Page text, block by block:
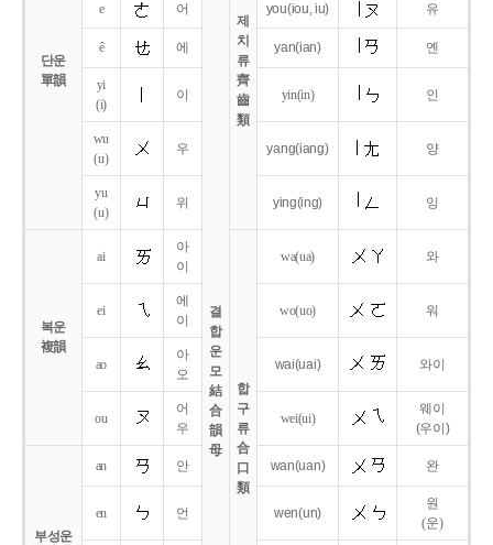
단운
單韻
결
합
운
모
結
合
韻
母
제
치
류
齊
齒
類
e 어 you(iou,iu) 유
ê 에 yan(ian) 옌
yi
(i)
이 yin(in) 인
wu
(u)
우 yang(iang) 양
yu
(u)
위 ying(ing) 잉
복운
複韻
ai
아
이
합
구
류
合
口
類
wa(ua) 와
ei
에
이
wo(uo) 워
ao
아
오
wai(uai) 와이
ou
어
우
wei(ui)
웨이
(우이)
부성운
an 안 wan(uan) 완
en 언 wen(un)
원
(운)